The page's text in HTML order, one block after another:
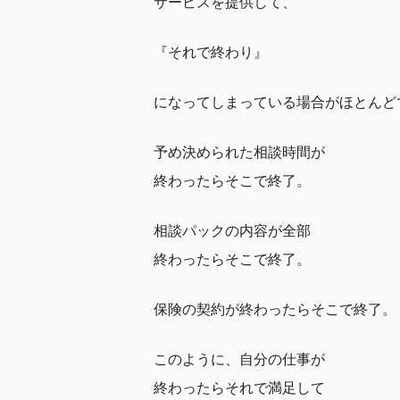
『それで終わり』
になってしまっている場合がほとんど
予め決められた相談時間が
終わったらそこで終了。
相談パックの内容が全部
終わったらそこで終了。
保険の契約が終わったらそこで終了。
このように、自分の仕事が
終わったらそれで満足して